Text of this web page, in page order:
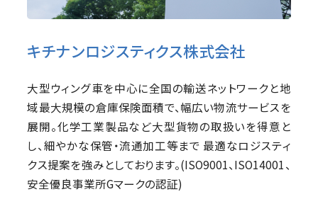
キチナンロジスティクス株式会社
大型ウィング車を中心に全国の輸送ネットワークと地
域最大規模の倉庫保険面積で、幅広い物流サービスを
展開。化学工業製品など大型貨物の取扱いを得意と
し、細やかな保管・流通加工等まで 最適なロジスティ
クス提案を強みとしております。(ISO9001、ISO14001、
安全優良事業所Gマークの認証)